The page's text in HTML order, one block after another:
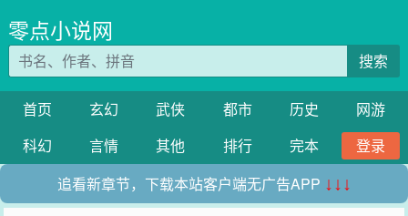
零点小说网
搜索
首页 玄幻 武侠 都市 历史
网游
科幻
言情 其他 排行 完本
登录
追看新章节，下载本站客户端无广告APP ↓↓↓